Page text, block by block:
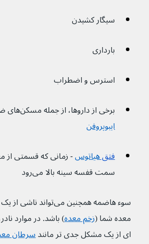
سیگار کشیدن
بارداری
استرس و اضطراب
برخی از داروها، از جمله مسکن‌های ضد التهابی مانند
ایبوپروفن
فتق هیاتوس- زمانی که قسمتی از
سمت قفسه سینه بالا می‌رود
سوء هاضمه همچنین
معده شما (زخم معده) باشد. در موارد
ای از یک مشکل جدی تر مانند سرطان